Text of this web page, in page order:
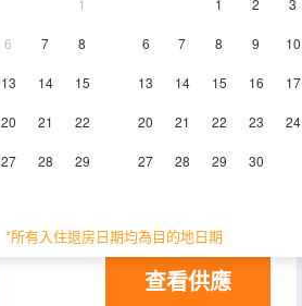
1
6 7 8
13 14 15
20 21 22
27 28 29
1
2 3
6 7 8 9 10
13 14 15 16 17
20 21 22 23 24
27 28 29 30
*所有入住退房日期均為目的地日期
特大床房帶陽台
30㎡
查看供應